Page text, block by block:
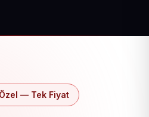
Özel — Tek Fiyat